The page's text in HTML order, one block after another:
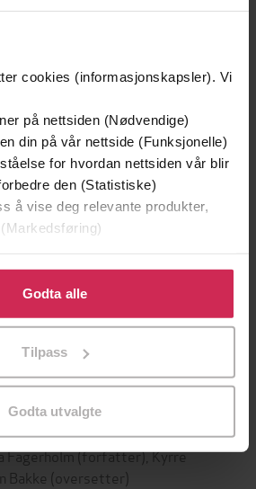
cookies (informasjonskapsler). Vi
på nettsiden (Nødvendige)
din på vår nettside (Funksjonelle)
for hvordan nettsiden vår blir
den (Statistiske)
å vise deg relevante produkter,
for å gi oss ditt samtykke til å
disse formålene. Du kan også
til spesifikke formål ved å klikke
Godta alle
Tilpass
Godta utvalgte
Den du ikke ser
Fagerholm(forfatter),Kyrre
Bakke (oversetter)